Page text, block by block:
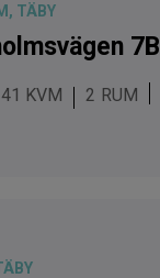
7B
TÄBY
2
41 KVM